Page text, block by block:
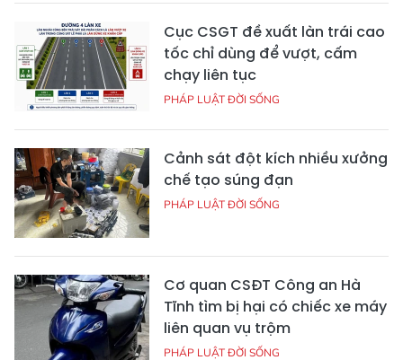
Cục CSGT đề xuất làn trái cao
tốc chỉ dùng để vượt, cấm
chạy liên tục
PHÁP LUẬT ĐỜI SỐNG
Cảnh sát đột kích nhiều xưởng
chế tạo súng đạn
PHÁP LUẬT ĐỜI SỐNG
Cơ quan CSĐT Công an Hà
Tĩnh tìm bị hại có chiếc xe máy
liên quan vụ trộm
PHÁP LUẬT ĐỜI SỐNG